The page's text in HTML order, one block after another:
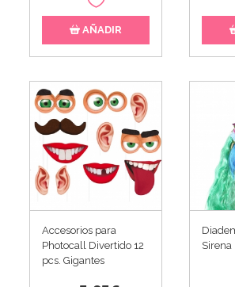
AÑADIR
Accesorios para
Photocall Divertido 12
pcs. Gigantes
Sirena